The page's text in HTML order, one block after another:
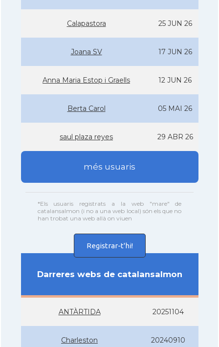
Calapastora 25 JUN 26
Joana SV 17 JUN 26
Anna Maria Estop i Graells 12 JUN 26
Berta Carol 05 MAI 26
saul plaza reyes 29 ABR 26
més usuaris
*Els usuaris registrats a la web "mare" de
catalansalmon (i no a una web local) són els que no
han trobat una web allà on viuen
Registrar-t'hi!
Darreres webs de catalansalmon
ANTÀRTIDA 20251104
Charleston 20240910